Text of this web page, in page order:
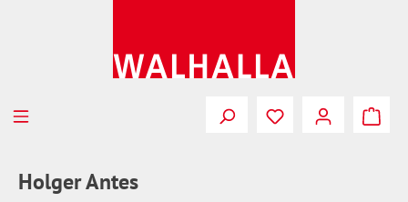
Du hast 0
Holger Antes